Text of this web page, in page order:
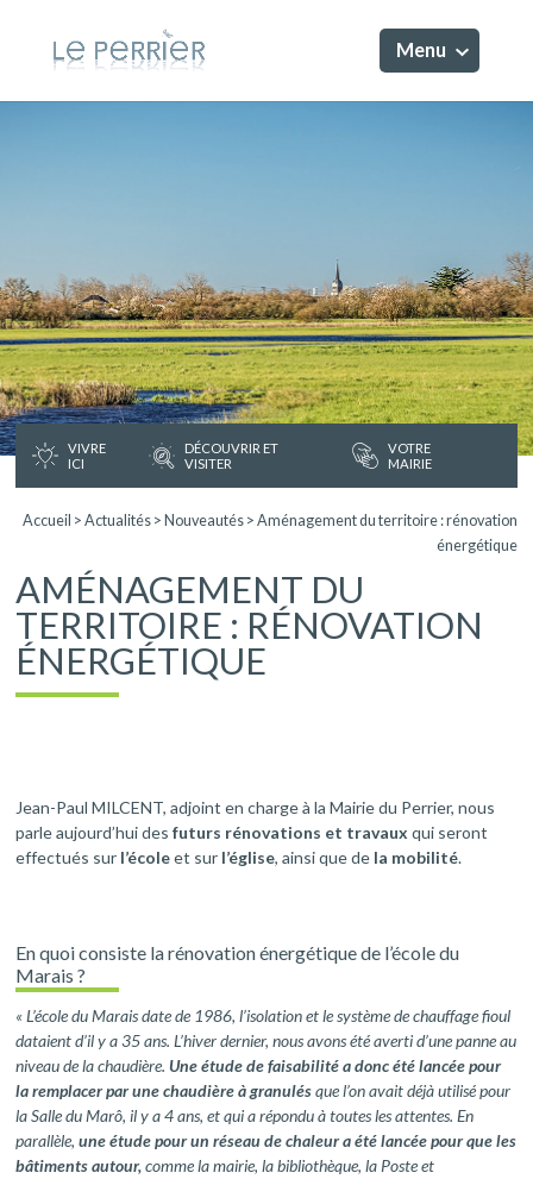
Menu
VIVRE
ICI
DÉCOUVRIR ET
VISITER
VOTRE
MAIRIE
Accueil > Actualités> Nouveautés> Aménagement du territoire : rénovation
énergétique
AMÉNAGEMENT DU
TERRITOIRE : RÉNOVATION
ÉNERGÉTIQUE
Jean-Paul MILCENT, adjoint en charge à la Mairie du Perrier, nous
parle aujourd’hui desfuturs rénovations et travaux qui seront
effectués sur l’écoleet sur l’église, ainsi que de la mobilité.
En quoi consiste la rénovation énergétique de l’école du
Marais ?
« L’école du Marais date de 1986, l’isolation et le système de chauffage fioul
dataient d’il y a 35 ans. L’hiver dernier, nous avons été averti d’une panne au
niveau de la chaudière.Une étude de faisabilité a donc été lancée pour
la remplacer par une chaudière à granulésque l’on avait déjà utilisé pour
la Salle du Marô, il y a 4 ans, et qui a répondu à toutes les attentes. En
parallèle,une étude pour un réseau de chaleur a été lancée pour que les
bâtiments autour,comme la mairie, la bibliothèque, la Poste et